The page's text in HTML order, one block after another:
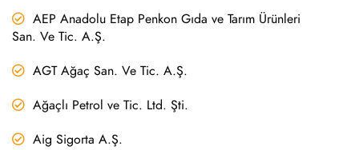
AEP Anadolu Etap Penkon Gıda ve Tarım Ürünleri
San. Ve Tic. A.Ş.
AGT Ağaç San. Ve Tic. A.Ş.
Ağaçlı Petrol ve Tic. Ltd. Şti.
Aig Sigorta A.Ş.